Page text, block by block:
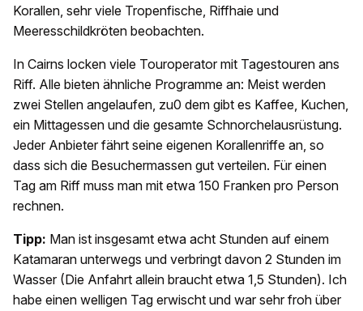
Korallen, sehr viele Tropenfische, Riffhaie und
Meeresschildkröten beobachten.
In Cairns locken viele Touroperator mit Tagestouren ans
Riff. Alle bieten ähnliche Programme an: Meist werden
zwei Stellen angelaufen, zu0 dem gibt es Kaffee, Kuchen,
ein Mittagessen und die gesamte Schnorchelausrüstung.
Jeder Anbieter fährt seine eigenen Korallenriffe an, so
dass sich die Besuchermassen gut verteilen. Für einen
Tag am Riff muss man mit etwa 150 Franken pro Person
rechnen.
Tipp: Man ist insgesamt etwa acht Stunden auf einem
Katamaran unterwegs und verbringt davon 2 Stunden im
Wasser (Die Anfahrt allein braucht etwa 1,5 Stunden). Ich
habe einen welligen Tag erwischt und war sehr froh über